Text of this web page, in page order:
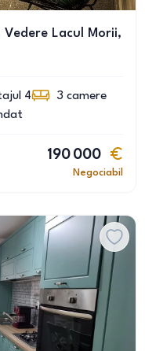
Vedere Lacul Morii,
4 3 camere
190 000
Negociabil